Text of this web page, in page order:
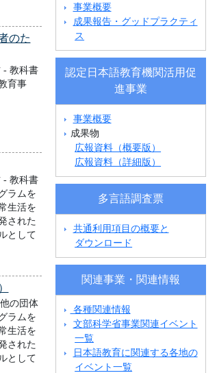
のた
- 教科書
育事
- 教科書
ラムを
生活を
された
として
の団体
ラムを
生活を
された
として
事業概要
成果報告・グッドプラクティ
ス
認定日本語教育機関活用促
進事業
事業概要
成果物
広報資料（概要版）
広報資料（詳細版）
多言語調査票
共通利用項目の概要と
ダウンロード
関連事業・関連情報
各種関連情報
文部科学省事業関連イベント
一覧
日本語教育に関連する各地の
イベント一覧